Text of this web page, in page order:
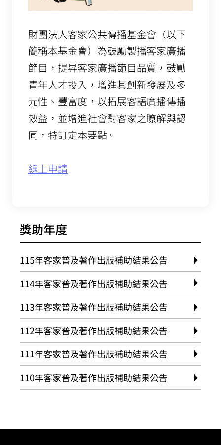
財團法人客家公共傳播基金會（以下
簡稱本基金會）為鼓勵製播客家廣播
節目，提昇客家廣播節目品質，鼓勵
青年人才投入，增進其創新發展及多
元性、豐富度，以拓展客語廣播傳播
效益，並增進社會對客家之瞭解與認
同，特訂定本要點。
線上申請
獎助年度
115年客家普及著作出版補助結果公告
114年客家普及著作出版補助結果公告
113年客家普及著作出版補助結果公告
112年客家普及著作出版補助結果公告
111年客家普及著作出版補助結果公告
110年客家普及著作出版補助結果公告